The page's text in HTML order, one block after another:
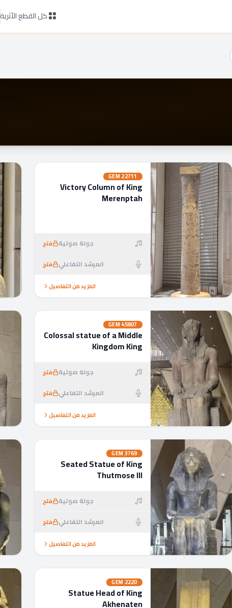
كل القطع الأثرية
GEM22711
Victory Column of King
Merenptah
جولة صوتية فتح
المرشد التفاعلي فتح
المزيد من التفاصيل
GEM45807
Colossal statue of a Middle
Kingdom King
جولة صوتية فتح
المرشد التفاعلي فتح
المزيد من التفاصيل
GEM3769
Seated Statue of King
Thutmose III
جولة صوتية فتح
المرشد التفاعلي فتح
المزيد من التفاصيل
GEM 2220
Statue Head of King
Akhenaten